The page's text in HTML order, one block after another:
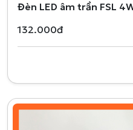
Đèn LED âm trần FSL
132.000đ